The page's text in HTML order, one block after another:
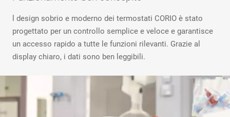
l design sobrio e moderno dei termostati CORIO è stato
progettato per un controllo semplice e veloce e garantisce
un accesso rapido a tutte le funzioni rilevanti. Grazie al
display chiaro, i dati sono ben leggibili.